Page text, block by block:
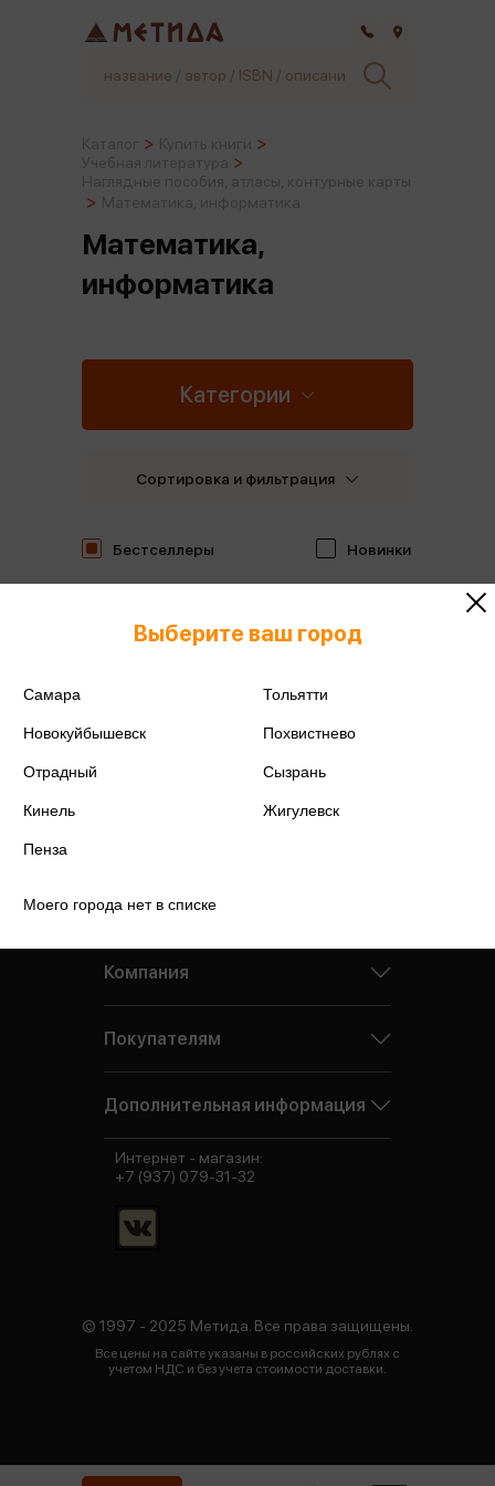
Математика,
информатика
Категории
Бестселлеры Новинки
Сортировка и фильтрация
Выберите ваш город
Самара Тольятти
Новокуйбышевск Похвистнево
Отрадный Сызрань
Кинель Жигулевск
Пенза
Моего города нет в списке
Компания
Покупателям
Дополнительная информация
© 1997 - 2025 Метида. Все права защищены.
Все цены на сайте указаны в российских рублях с
учетом НДС и без учета стоимости доставки.
Интернет - магазин:
+7 (937) 079-31-32